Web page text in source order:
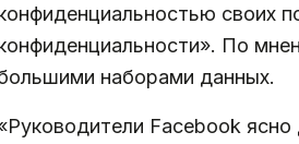
своих
По
наборами данных.
Facebook